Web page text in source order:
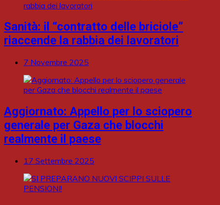
Sanità: il “contratto delle briciole”
riaccende la rabbia dei lavoratori
7 Novembre 2025
Aggiornato: Appello per lo sciopero
generale per Gaza che blocchi
realmente il paese
17 Settembre 2025